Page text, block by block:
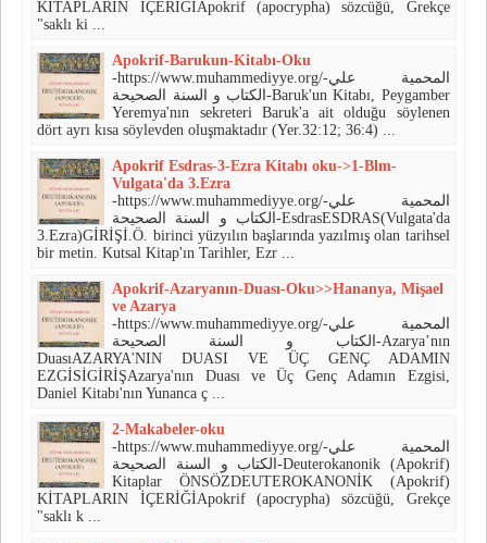
KİTAPLARIN İÇERİĞİApokrif (apocrypha) sözcüğü, Grekçe
"saklı ki ...
Apokrif-Barukun-Kitabı-Oku
-https://www.muhammediyye.org/-المحمية علي
الكتاب و السنة الصحيحة-Baruk'un Kitabı, Peygamber
Yeremya'nın sekreteri Baruk'a ait olduğu söylenen
dört ayrı kısa söylevden oluşmaktadır (Yer.32:12; 36:4) ...
Apokrif Esdras-3-Ezra Kitabı oku->1-Blm-
Vulgata'da 3.Ezra
-https://www.muhammediyye.org/-المحمية علي
الكتاب و السنة الصحيحة-EsdrasESDRAS(Vulgata'da
3.Ezra)GİRİŞİ.Ö. birinci yüzyılın başlarında yazılmış olan tarihsel
bir metin. Kutsal Kitap'ın Tarihler, Ezr ...
Apokrif-Azaryanın-Duası-Oku>>Hananya, Mişael
ve Azarya
-https://www.muhammediyye.org/-المحمية علي
الكتاب و السنة الصحيحة-Azarya’nın
DuasıAZARYA'NIN DUASI VE ÜÇ GENÇ ADAMIN
EZGİSİGİRİŞAzarya'nın Duası ve Üç Genç Adamın Ezgisi,
Daniel Kitabı'nın Yunanca ç ...
2-Makabeler-oku
-https://www.muhammediyye.org/-المحمية علي
الكتاب و السنة الصحيحة-Deuterokanonik (Apokrif)
Kitaplar ÖNSÖZDEUTEROKANONİK (Apokrif)
KİTAPLARIN İÇERİĞİApokrif (apocrypha) sözcüğü, Grekçe
"saklı k ...